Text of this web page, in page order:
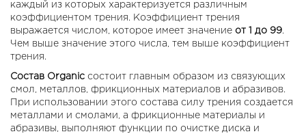
каждый из которых характеризуется различным
коэффициентом трения. Коэффициент трения
выражается числом, которое имеет значение от 1 до 99.
Чем выше значение этого числа, тем выше коэффициент
трения.
Состав Organic состоит главным образом из связующих
смол, металлов, фрикционных материалов и абразивов.
При использовании этого состава силу трения создается
металлами и смолами, а фрикционные материалы и
абразивы, выполняют функции по очистке диска и